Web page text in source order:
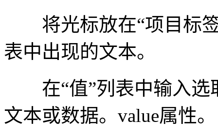
将光标放在“项目标签
表中出现的文本。
在“值”列表中输入选
文本或数据。value属性。